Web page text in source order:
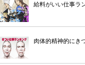
給料がいい仕事ラ
肉体的精神的にき